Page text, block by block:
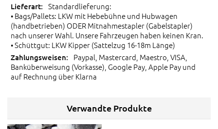
Standardlieferung:
• Bags/Pallets: LKW mit Hebebühne und Hubwagen
(handbetrieben) ODER Mitnahmestapler (Gabelstapler)
nach unserer Wahl. Unsere Fahrzeugen haben keinen Kran.
• Schüttgut: LKW Kipper (Sattelzug 16-18m Länge)
Paypal, Mastercard, Maestro, VISA,
Banküberweisung (Vorkasse), Google Pay, Apple Pay und
auf Rechnung über Klarna
Verwandte Produkte